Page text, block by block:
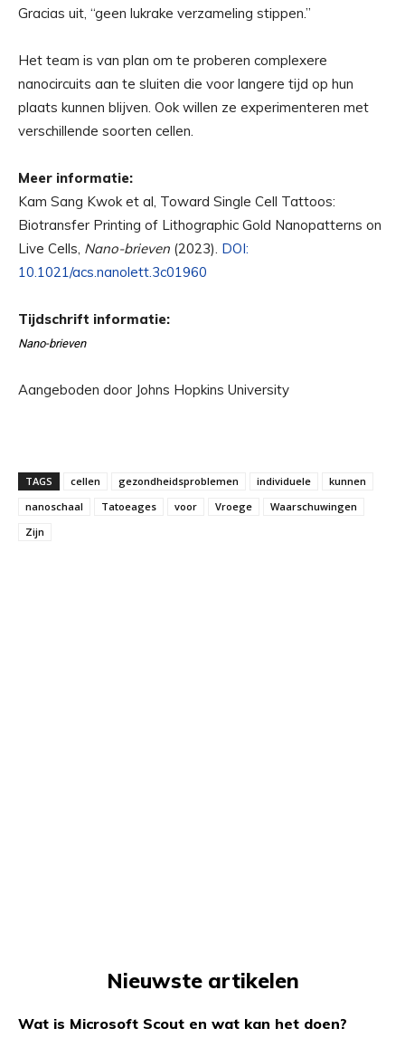
Gracias uit, “geen lukrake verzameling stippen.”
Het team is van plan om te proberen complexere
nanocircuits aan te sluiten die voor langere tijd op hun
plaats kunnen blijven. Ook willen ze experimenteren met
verschillende soorten cellen.
Meer informatie:
Kam Sang Kwok et al, Toward Single Cell Tattoos:
Biotransfer Printing of Lithographic Gold Nanopatterns on
Live Cells, Nano-brieven (2023). DOI:
10.1021/acs.nanolett.3c01960
Tijdschrift informatie:
Nano-brieven
Aangeboden door Johns Hopkins University
TAGS cellen gezondheidsproblemen individuele
kunnen
nanoschaal
Tatoeages voor Vroege
Waarschuwingen
Zijn
Nieuwste artikelen
Wat is Microsoft Scout en wat kan het doen?